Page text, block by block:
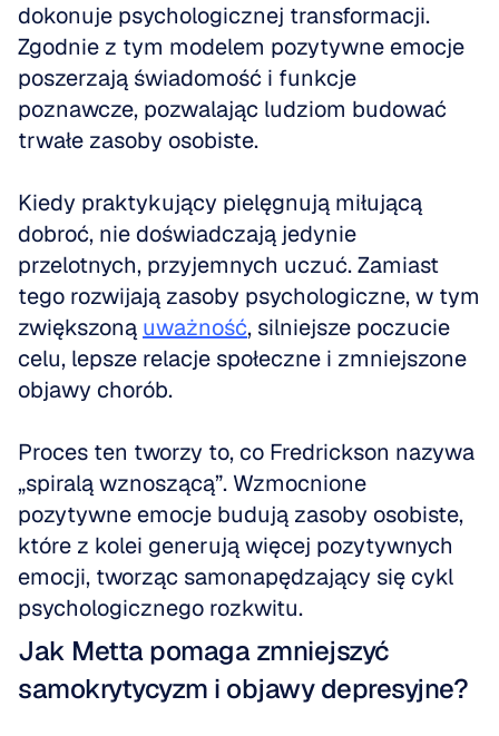
dokonuje psychologicznej transformacji.
Zgodnie z tym modelem pozytywne emocje
poszerzają świadomość i funkcje
poznawcze, pozwalając ludziom budować
trwałe zasoby osobiste.
Kiedy praktykujący pielęgnują miłującą
dobroć, nie doświadczają jedynie
przelotnych, przyjemnych uczuć. Zamiast
tego rozwijają zasoby psychologiczne, w tym
zwiększoną uważność, silniejsze poczucie
celu, lepsze relacje społeczne i zmniejszone
objawy chorób.
Proces ten tworzy to, co Fredrickson nazywa
„spiralą wznoszącą”. Wzmocnione
pozytywne emocje budują zasoby osobiste,
które z kolei generują więcej pozytywnych
emocji, tworząc samonapędzający się cykl
psychologicznego rozkwitu.
Jak Metta pomaga zmniejszyć
samokrytycyzm i objawy depresyjne?